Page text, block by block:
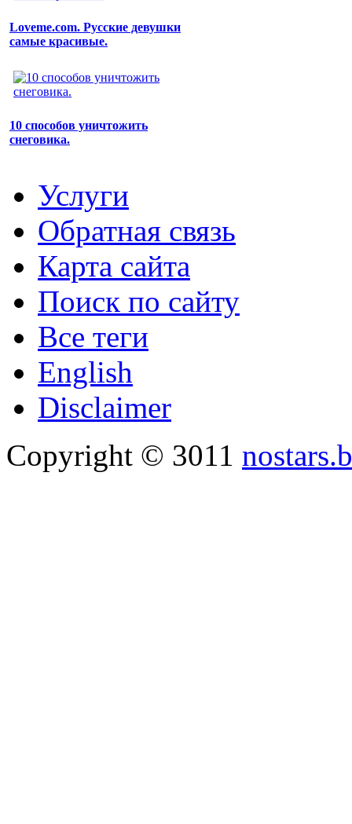
Loveme.com. Русские девушки
самые красивые.
10 способов уничтожить
снеговика.
Услуги
Обратная связь
Карта сайта
Поиск по сайту
Все теги
English
Disclaimer
Copyright © 3011